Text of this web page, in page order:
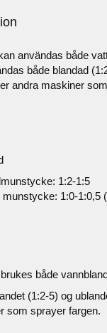
användas både
både blandad
andra maskiner
1:2-1:5
munstycke: 1:0-1:0,5
både
(1:2-5) og
som sprayer fargen.